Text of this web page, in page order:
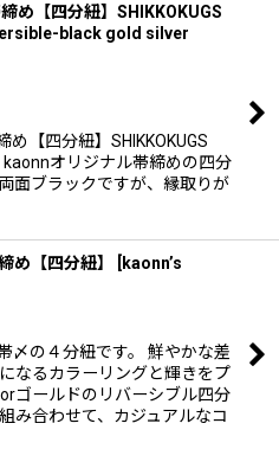
め【四分紐】SHIKKOKUGS
black gold silver
め【四分紐】SHIKKOKUGS
オリジナル帯締めの四分
面ブラックですが、縁取りが
め【四分紐】
kaonn’s
〆の４分紐です。 鮮やかな差
なるカラーリングと輝きをプ
ゴールドのリバーシブル四分
み合わせて、カジュアルなコ